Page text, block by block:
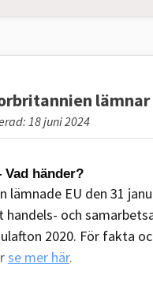
lämnar
18 juni 2024
Vad händer?
lämnade EU den 31
handels- och
2020. För fakta
se mer här.